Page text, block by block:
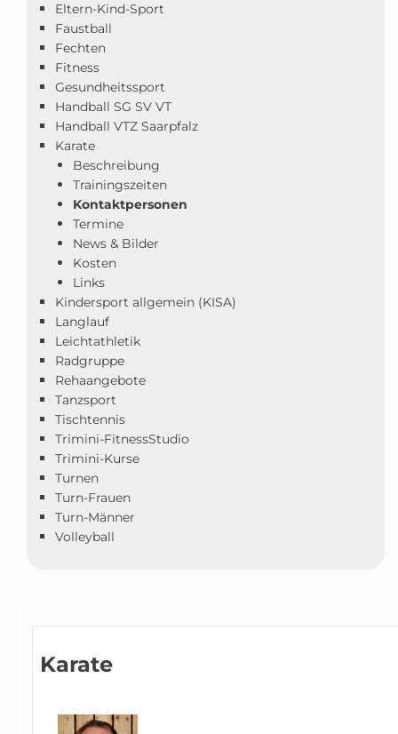
Eltern-Kind-Sport
Faustball
Fechten
Fitness
Gesundheitssport
Handball SG SV VT
Handball VTZ Saarpfalz
Karate
Beschreibung
Trainingszeiten
Kontaktpersonen
Termine
News & Bilder
Kosten
Links
Kindersport allgemein (KISA)
Langlauf
Leichtathletik
Radgruppe
Rehaangebote
Tanzsport
Tischtennis
Trimini-FitnessStudio
Trimini-Kurse
Turnen
Turn-Frauen
Turn-Männer
Volleyball
Karate